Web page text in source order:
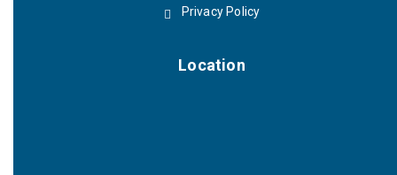
Privacy Policy
Location